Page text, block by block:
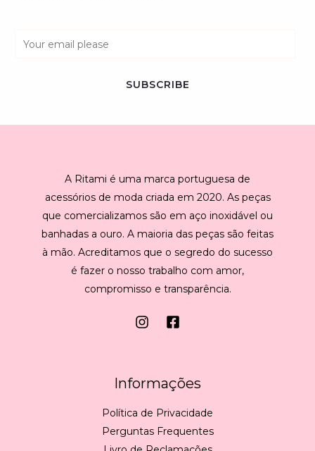
SUBSCRIBE
A Ritami é uma marca portuguesa de
acessórios de moda criada em 2020. As peças
que comercializamos são em aço inoxidável ou
banhadas a ouro. A maioria das peças são feitas
à mão. Acreditamos que o segredo do sucesso
é fazer o nosso trabalho com amor,
compromisso e transparência.
Informações
Política de Privacidade
Perguntas Frequentes